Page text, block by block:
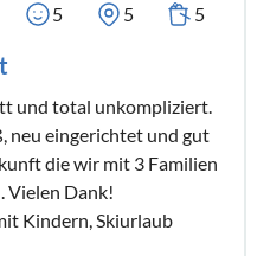
5 5 5
und total unkompliziert.
neu eingerichtet und gut
die wir mit 3 Familien
Vielen Dank!
Kindern, Skiurlaub